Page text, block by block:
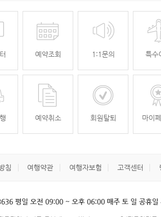
예약조회 1:1문의 특수
예약취소 회원탈퇴 마이
침 여행약관 여행자보험 고객센터
평일 오전 09:00 ~ 오후 06:00 매주 토 일 공휴일